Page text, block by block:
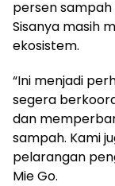
persen sampah
Sisanya masih
ekosistem.
“Ini menjadi
segera
dan
sampah. Kami
pelarangan
Mie Go.